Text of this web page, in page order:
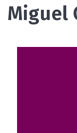
Miguel